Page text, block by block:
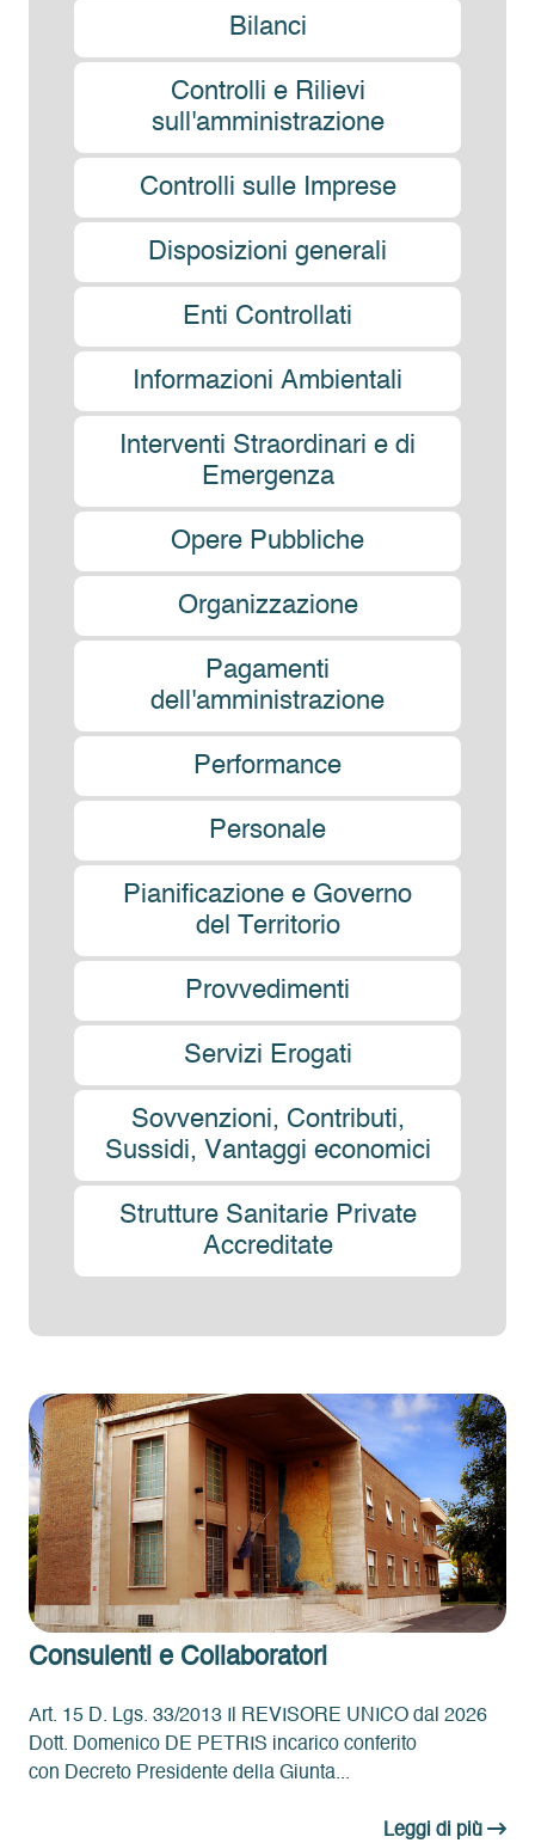
Bilanci
Controlli e Rilievi
sull'amministrazione
Controlli sulle Imprese
Disposizioni generali
Enti Controllati
Informazioni Ambientali
Interventi Straordinari e di
Emergenza
Opere Pubbliche
Organizzazione
Pagamenti
dell'amministrazione
Performance
Personale
Pianificazione e Governo
del Territorio
Provvedimenti
Servizi Erogati
Sovvenzioni, Contributi,
Sussidi, Vantaggi economici
Strutture Sanitarie Private
Accreditate
Consulenti e Collaboratori
Art. 15 D. Lgs. 33/2013 Il REVISORE UNICO dal 2026
Dott. Domenico DE PETRIS incarico conferito
con Decreto Presidente della Giunta...
Leggi di più